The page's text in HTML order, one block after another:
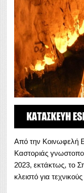
Από την Κοινωφελή
Καστοριάς
2023, εκτάκτως, το
κλειστό για